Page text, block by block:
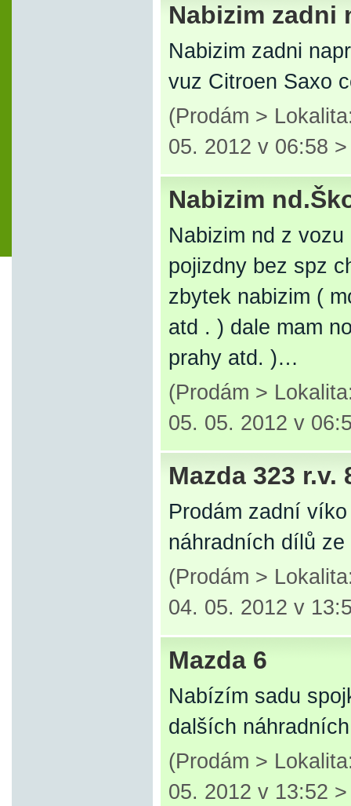
Nabizim zadni
Nabizim zadni
vuz Citroen Saxo
(Prodám >
05. 2012 v 06:58
Nabizim
Nabizim nd z
pojizdny bez spz
zbytek nabizim (
atd . ) dale mam
prahy atd. )…
(Prodám >
05. 05. 2012 v
Mazda 323 r.v.
Prodám zadní
náhradních dílů
(Prodám >
04. 05. 2012 v
Mazda 6
Nabízím sadu
dalších
(Prodám >
05. 2012 v 13:52